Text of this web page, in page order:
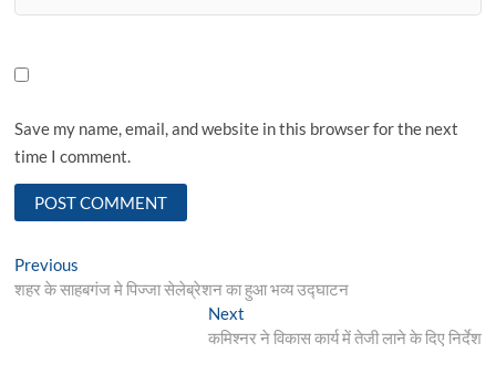
Save my name, email, and website in this browser for the next
time I comment.
Post
navigation
Previous
post:
शहर के साहबगंज मे पिज्जा सेलेब्रेशन का हुआ भव्य उद्घाटन
NextNext
post:
कमिश्नर ने विकास कार्य में तेजी लाने के दिए निर्देश